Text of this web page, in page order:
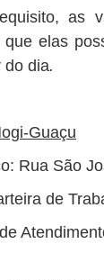
as
que elas
do dia.
Guaçu
Rua São
de